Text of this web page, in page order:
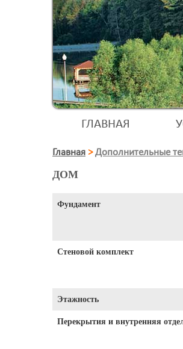
ГЛАВНАЯ
Главная >Дополнительные
ДОМ
Фундамент
Стеновой комплект
Этажность
Перекрытия и внутренняя